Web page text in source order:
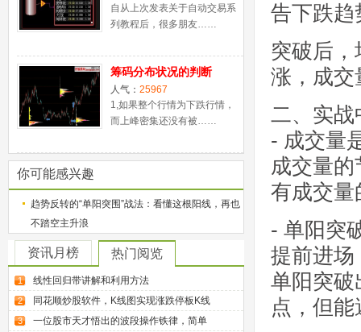
自从上次发表关于自动交易系
列教程后，很多朋友……
筹码分布状况的判断
人气： 25967
1,如果整个行情为下跌行情，
而上峰密集还没有被……
你可能感兴趣
趋势反转的“单阳突围”战法：看懂这根阳线，再也
不踏空主升浪
资讯月榜 热门阅览
1 线性回归带讲解和利用方法
2 同花顺炒股软件，K线图实现涨跌停板K线
3 一位股市天才悟出的波段操作铁律，简单
告下跌趋
突破后
涨，成交
二、实战
- 成交量
成交量
有成交量
- 单阳突
提前进场
单阳突破
点，但